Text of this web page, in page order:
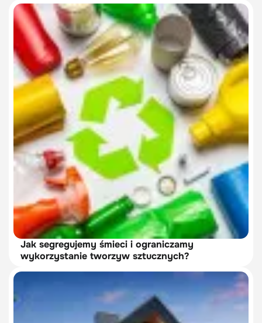
Jak segregujemy śmieci i ograniczamy
wykorzystanie tworzyw sztucznych?